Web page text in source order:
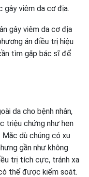
gây viêm da cơ địa.
gây viêm da cơ địa
án điều trị hiệu
tìm gặp bác sĩ để
da cho bệnh nhân,
triệu chứng như hen
Mặc dù chúng có xu
gần như không
trị tích cực, tránh xa
thể được kiểm soát.